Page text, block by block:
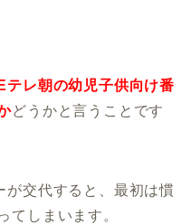
Eテレ朝の幼児子供向け番
どうかと言うことです
が交代すると、最初は慣
てしまいます。